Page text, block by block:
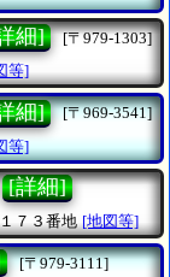
細]
[〒979-1303]
等]
細]
[〒969-3541]
等]
[詳細]
７３番地 [地図等]
[〒979-3111]